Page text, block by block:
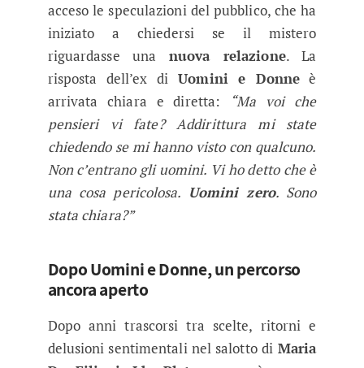
acceso le speculazioni del pubblico, che ha
iniziato a chiedersi se il mistero
riguardasse una nuova relazione. La
risposta dell’ex diUomini e Donne è
arrivata chiara e diretta:
“Ma voi che
pensieri vi fate? Addirittura mi state
chiedendo se mi hanno visto con qualcuno.
Non c’entrano gli uomini. Vi ho detto che è
una cosa pericolosa. Uomini zero. Sono
stata chiara?”
Dopo Uomini e Donne, un percorso
ancora aperto
Dopo anni trascorsi tra scelte, ritorni e
delusioni sentimentali nel salotto diMaria